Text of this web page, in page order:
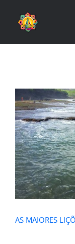
AS
AS MAIORES